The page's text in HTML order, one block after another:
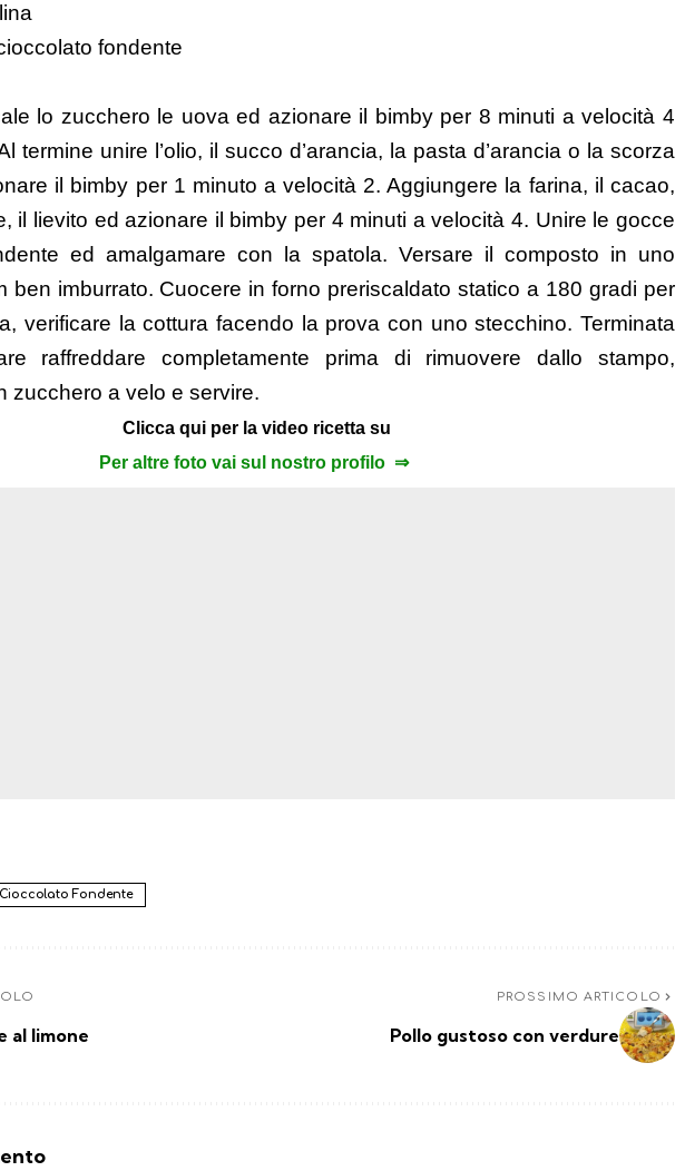
fondente
lo zucchero le uova ed azionare il bimby per 8 minuti a velocità 4
termine unire l’olio, il succo d’arancia, la pasta d’arancia o la scorza
il bimby per 1 minuto a velocità 2. Aggiungere la farina, il cacao,
il lievito ed azionare il bimby per 4 minuti a velocità 4. Unire le gocce
ed amalgamare con la spatola. Versare il composto in uno
ben imburrato. Cuocere in forno preriscaldato statico a 180 gradi per
verificare la cottura facendo la prova con uno stecchino. Terminata
raffreddare completamente prima di rimuovere dallo stampo,
zucchero a velo e servire.
Clicca qui per la video ricetta su
Per altre foto vai sul nostro profilo ⇒
Cioccolato Fondente
al limone
PROSSIMO ARTICOLO
Pollo gustoso con verdure